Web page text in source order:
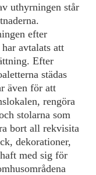
uthyrningen står
efter
avtalats att
Efter
städas
även för att
rengöra
stolarna som
bort all rekvisita
dekorationer,
med sig för